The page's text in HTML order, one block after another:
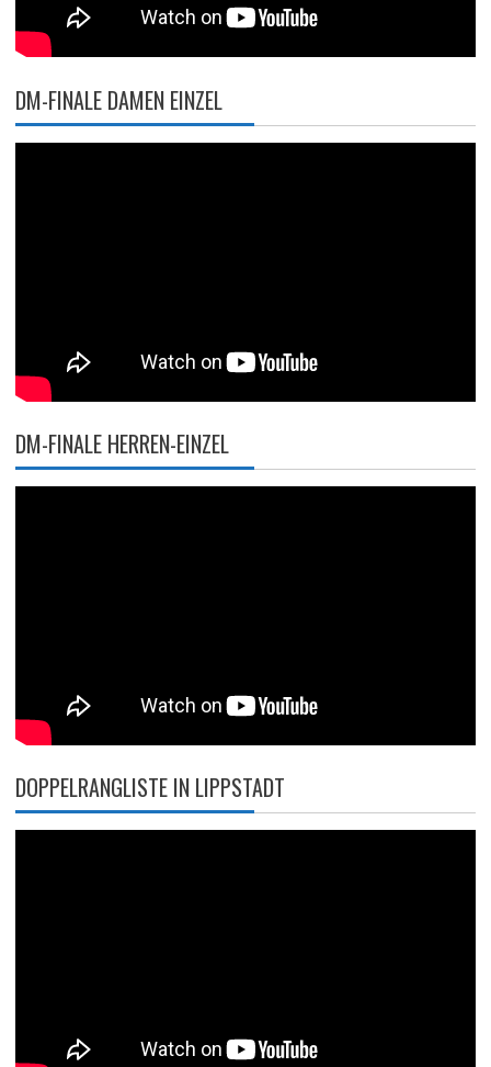
DM-FINALE DAMEN EINZEL
DM-FINALE HERREN-EINZEL
DOPPELRANGLISTE IN LIPPSTADT